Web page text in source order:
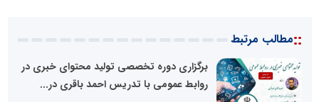
::مطالب مرتبط
برگزاری دوره تخصصی تولید محتوای خبری در
روابط عمومی با تدریس احمد باقری در...